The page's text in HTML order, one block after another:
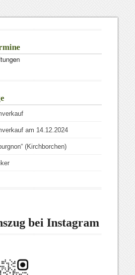
am 14.12.2024
(Kirchborchen)
bei Instagram